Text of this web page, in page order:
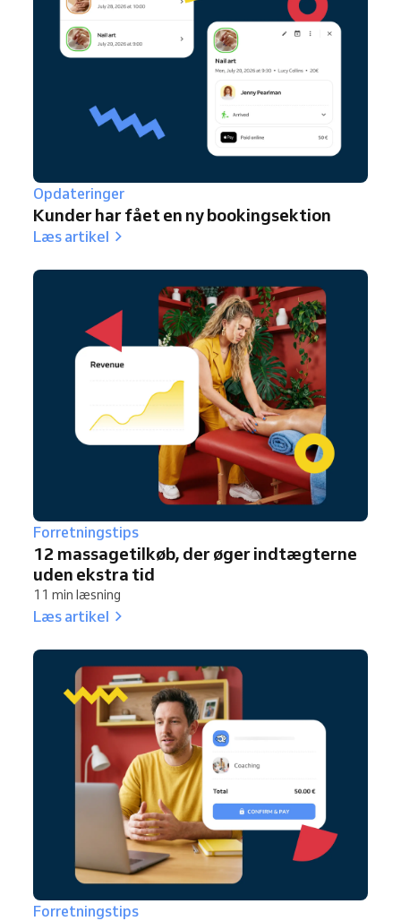
Opdateringer
Kunder har fået en ny bookingsektion
Læs artikel
Forretningstips
12 massagetilkøb, der øger indtægterne
uden ekstra tid
11 min læsning
Læs artikel
Forretningstips